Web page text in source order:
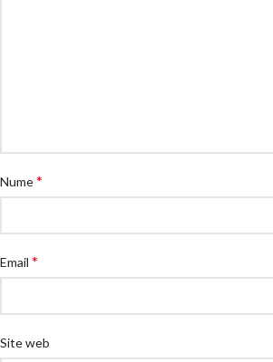
Nume*
Email *
Site web